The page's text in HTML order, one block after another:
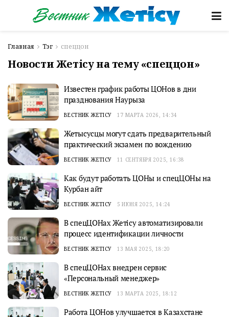
Главная Тэг спеццон
Новости Жетісу на тему «спеццон»
Известен график работы ЦОНов в дни
празднования Наурыза
ВЕСТНИК ЖЕТІСУ 17 МАРТА 2026, 14:34
Жетысусцы могут сдать предварительный
практический экзамен по вождению
ВЕСТНИК ЖЕТІСУ 11 СЕНТЯБРЯ 2025, 16:38
Как будут работать ЦОНы и спецЦОНы на
Курбан айт
ВЕСТНИК ЖЕТІСУ 5 ИЮНЯ 2025, 14:24
В спецЦОНах Жетiсу автоматизировали
процесс идентификации личности
ВЕСТНИК ЖЕТІСУ 13 МАЯ 2025, 18:20
В спецЦОНах внедрен сервис
«Персональный менеджер»
ВЕСТНИК ЖЕТІСУ 13 МАРТА 2025, 18:12
Работа ЦОНов улучшается в Казахстане